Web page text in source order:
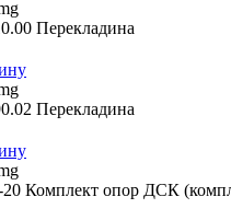
Перекладина
Перекладина
Комплект опор ДСК